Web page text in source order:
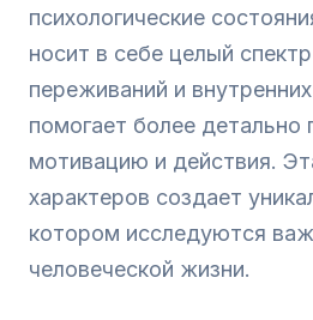
психологические
носит в себе целый
переживаний и
помогает более детально
мотивацию и действия.
характеров создает
котором исследуются
человеческой жизни.